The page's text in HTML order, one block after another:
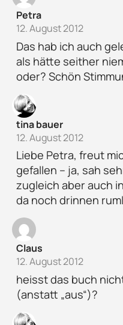
Petra
12. August 2012
Das hab ich auch
als hätte seither
oder? Schön
tina bauer
12. August 2012
Liebe Petra, freut
gefallen – ja, sah
zugleich aber auch
da noch drinnen
Claus
12. August 2012
heisst das buch
(anstatt „aus“)?